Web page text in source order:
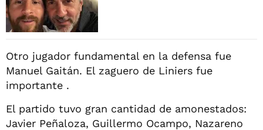
Otro jugador fundamental en la defensa fue
Manuel Gaitán. El zaguero de Liniers fue
importante .
El partido tuvo gran cantidad de amonestados:
Javier Peñaloza, Guillermo Ocampo, Nazareno